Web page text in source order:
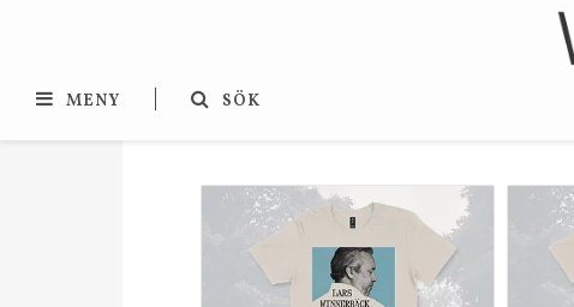
MENY SÖK
Lars Winnerbäck